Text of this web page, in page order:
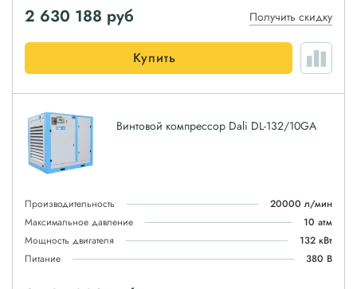
2 630 188 руб Получить скидку
Купить
Винтовой компрессор Dali DL-132/10GA
Производительность
20000 л/мин
Максимальное давление
10 атм
Мощность двигателя
132 кВт
Питание
380 В